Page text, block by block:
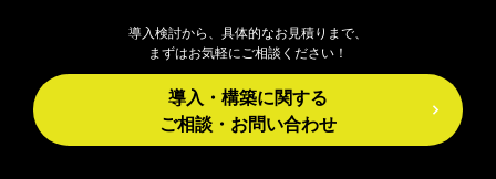
導入検討から、具体的なお見積りまで、
まずはお気軽にご相談ください！
導入・構築に関する
ご相談・お問い合わせ